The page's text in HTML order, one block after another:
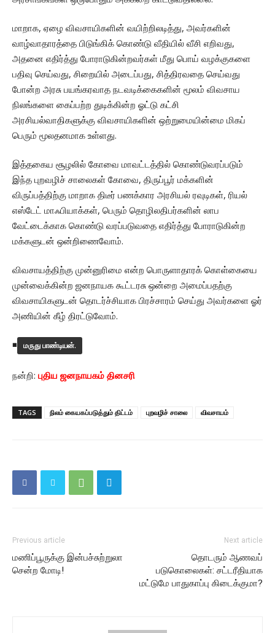
மாறாக, ஏழை விவசாயிகளின் வயிற்றிலடித்து, அவர்களின்
வாழ்வாதாரத்தை பிடுங்கிக் கொண்டு வீதியில் வீசி எறிவது,
அதனை எதிர்த்து போராடுகின்றவர்கள் மீது பொய் வழக்குகளை
பதிவு செய்வது, சிறையில் அடைப்பது, சித்திரவதை செய்வது
போன்ற அரசு பயங்கரவாத நடவடிக்கைகளின் மூலம் விவசாய
நிலங்களை கைப்பற்ற துடிக்கின்ற ஓட்டு கட்சி
அரசியல்வாதிகளுக்கு விவசாயிகளின் ஒற்றுமையின்மை மிகப்
பெரும் மூலதனமாக உள்ளது.
இத்தகைய சூழலில் கோவை மாவட்டத்தில் கொண்டுவரப்படும்
இந்த புறவழிச் சாலைகள் கோவை, திருப்பூர் மக்களின்
விருப்பத்திற்கு மாறாக திடீர் பணக்கார அரசியல் ரவுடிகள், ரியல்
எஸ்டேட் மாஃபியாக்கள், பெரும் தொழிலதிபர்களின் லாப
வேட்டைக்காக கொண்டு வரப்படுவதை எதிர்த்து போராடுகின்ற
மக்களுடன் ஒன்றிணைவோம்.
விவசாயத்திற்கு முன்னுரிமை என்ற பொருளாதாரக் கொள்கையை
முன்வைக்கின்ற ஜனநாயக கூட்டரசு ஒன்றை அமைப்பதற்கு
விவசாயிகளுடன் தொடர்ச்சியாக பிரச்சாரம் செய்து அவர்களை ஓர்
அணியின் கீழ் திரட்டுவோம்.
◾ மருது பாண்டியன்.
நன்றி: புதிய ஜனநாயகம் தினசரி
TAGS நிலம் கையகப்படுத்தும் திட்டம் புறவழிச் சாலை விவசாயம்
Previous article
மணிப்பூருக்கு இன்பச்சுற்றுலா
சென்ற மோடி!
Next article
தொடரும் ஆணவப்
படுகொலைகள்: சட்டரீதியாக
மட்டுமே பாதுகாப்பு கிடைக்குமா?